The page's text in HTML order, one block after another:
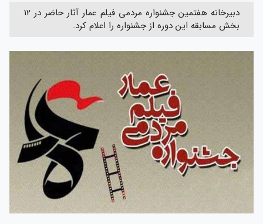
دبیرخانه هفتمین جشنواره مردمی فیلم عمار آثار حاضر در 12
بخش مسابقه این دوره از جشنواره را اعلام کرد.